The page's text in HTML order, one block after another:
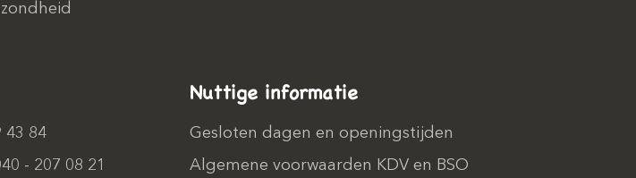
43 84
- 207 08 21
Nuttige informatie
Gesloten dagen en openingstijden
Algemene voorwaarden KDV en BSO